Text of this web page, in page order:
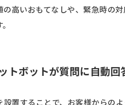
高いおもてなしや、緊急時の
トボットが質問に自動回
置することで、お客様からの